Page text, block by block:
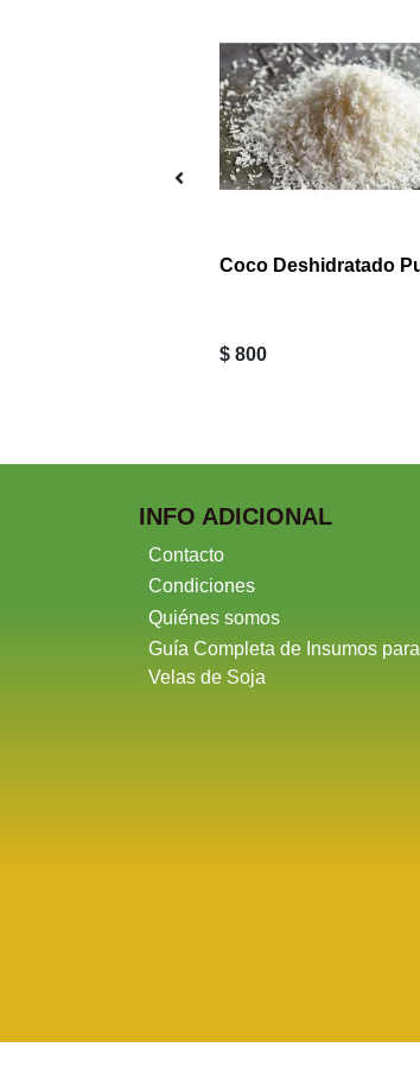
$ 800
INFO ADICIONAL
Contacto
Condiciones
Quiénes somos
Guía Completa de Insumos para
Velas de Soja